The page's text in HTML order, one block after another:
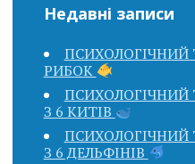
Недавні записи
ПСИХОЛОГІЧНИЙ
РИБОК
ПСИХОЛОГІЧНИЙ
З 6 КИТІВ
ПСИХОЛОГІЧНИЙ
З 6 ДЕЛЬФІНІВ